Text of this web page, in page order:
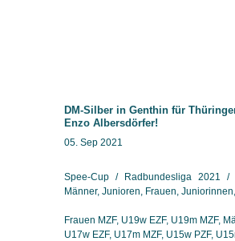
DM-Silber in Genthin für
Enzo Albersdörfer!
05. Sep 2021
Spee-Cup / Radbundesliga 2021
Männer, Junioren, Frauen,
Frauen MZF, U19w EZF, U19m MZF,
U17w EZF, U17m MZF, U15w PZF,